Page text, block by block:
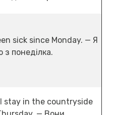
sick since Monday. — Я
з понеділка.
stay in the countryside